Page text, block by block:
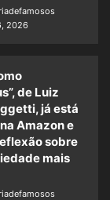
2026
de Luiz
já está
Amazon e
sobre
mais